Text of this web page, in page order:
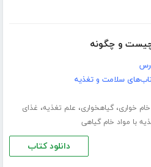
چیست و چگونه
سلامت و تغذیه
خام خواری،گیاهخواری، علم تغذیه، غذای
با مواد خام گیاهی
دانلود کتاب